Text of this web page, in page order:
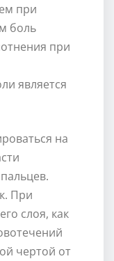
при
боль
при
является
на
При
слоя, как
чертой от